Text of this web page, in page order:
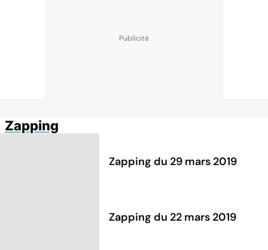
Zapping
Zapping du 29 mars 2019
Zapping du 22 mars 2019